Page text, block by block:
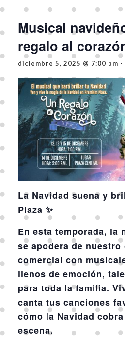
Musical
regalo al
diciembre 5, 2025 @ 7:00 pm -
La Navidad suena y
Plaza ✨
En esta temporada, la
se apodera de nuestro
comercial con
llenos de emoción,
para toda la familia.
canta tus canciones
cómo la Navidad
escena.